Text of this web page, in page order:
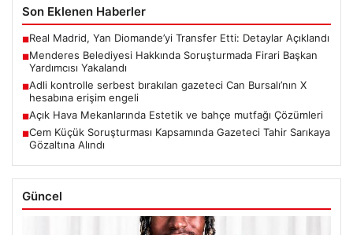
Son Eklenen Haberler
■Real Madrid, Yan Diomande’yi Transfer Etti: Detaylar Açıklandı
■Menderes Belediyesi Hakkında Soruşturmada Firari Başkan
Yardımcısı Yakalandı
■Adli kontrolle serbest bırakılan gazeteci Can Bursalı’nın X
hesabına erişim engeli
■Açık Hava Mekanlarında Estetik ve bahçe mutfağı Çözümleri
■Cem Küçük Soruşturması Kapsamında Gazeteci Tahir Sarıkaya
Gözaltına Alındı
Güncel